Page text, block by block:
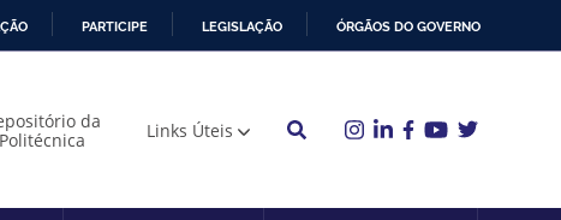
PARTICIPE LEGISLAÇÃO ÓRGÃOS DO GOVERNO
da
Politécnica
Links Úteis